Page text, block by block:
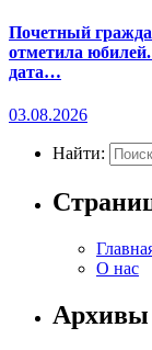
Почетный
отметила
дата…
03.08.2026
Найти:
О нас
Архивы